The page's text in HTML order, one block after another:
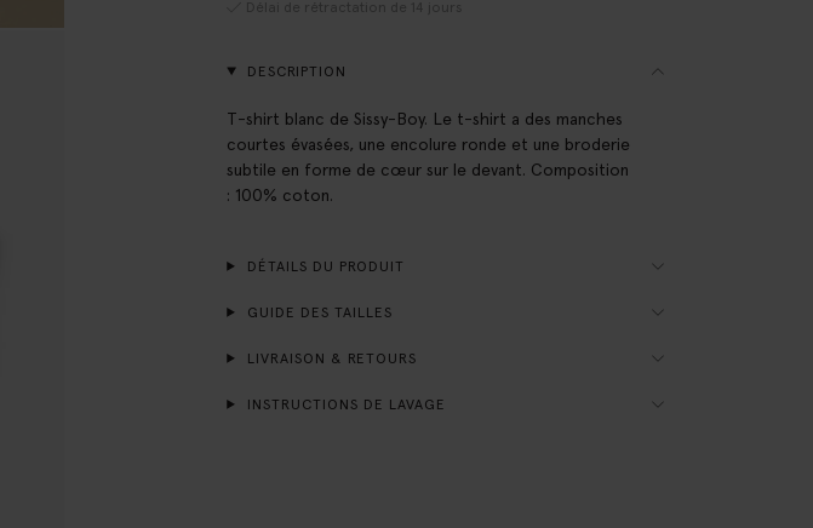
Délai de rétractation de 14 jours
DESCRIPTION
T-shirt blanc de Sissy-Boy. Le t-shirt a des manches
courtes évasées, une encolure ronde et une broderie
subtile en forme de cœur sur le devant. Composition
: 100% coton.
DÉTAILS DU PRODUIT
GUIDE DES TAILLES
LIVRAISON & RETOURS
INSTRUCTIONS DE LAVAGE